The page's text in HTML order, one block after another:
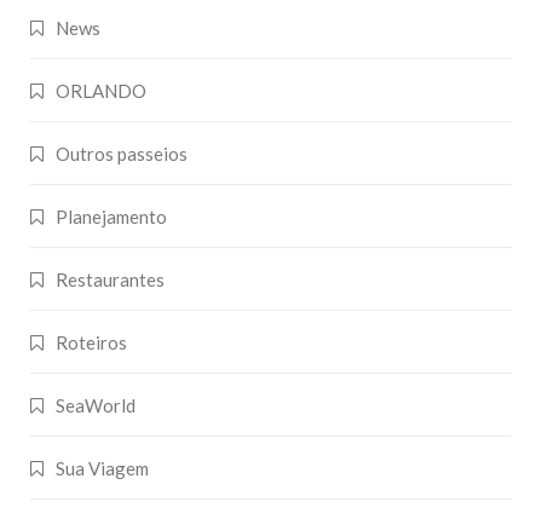
News
ORLANDO
Outros passeios
Planejamento
Restaurantes
Roteiros
SeaWorld
Sua Viagem